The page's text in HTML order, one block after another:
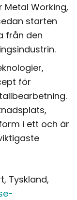
Metal Working,
starten
från den
för
i ett och är
Tyskland,